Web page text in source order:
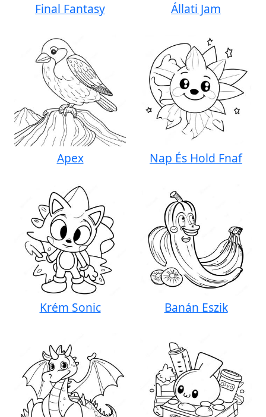
Final Fantasy Állati Jam
Apex Nap És Hold Fnaf
Krém Sonic Banán Eszik